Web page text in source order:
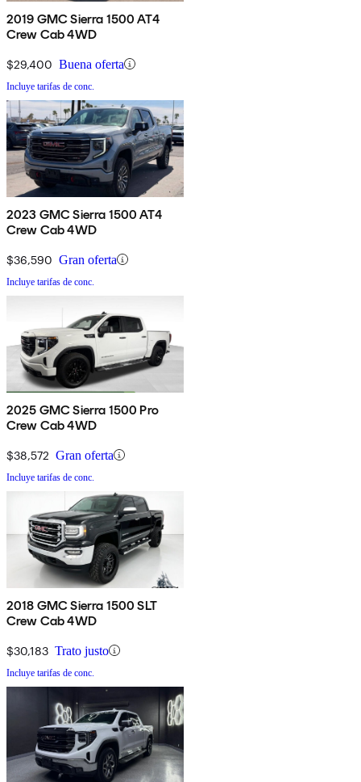
2019 GMC Sierra 1500 AT4
Crew Cab 4WD
$29,400 Buena oferta
Incluye tarifas de conc.
2023 GMC Sierra 1500 AT4
Crew Cab 4WD
$36,590 Gran oferta
Incluye tarifas de conc.
2025 GMC Sierra 1500 Pro
Crew Cab 4WD
$38,572 Gran oferta
Incluye tarifas de conc.
2018 GMC Sierra 1500 SLT
Crew Cab 4WD
$30,183 Trato justo
Incluye tarifas de conc.